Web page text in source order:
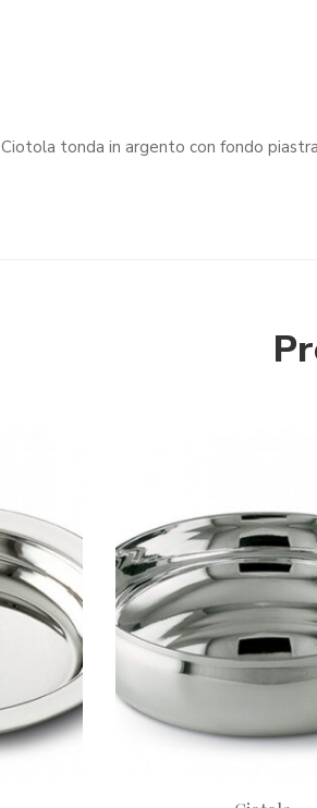
Ciotola tonda in argento con fondo